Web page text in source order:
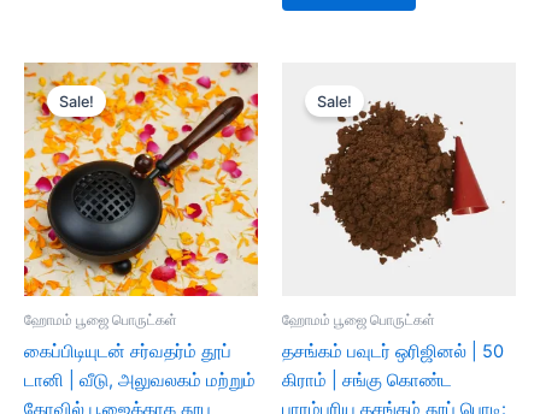
Sale!
ஹோமம் பூஜை பொருட்கள்
கைப்பிடியுடன் சர்வதர்ம் தூப்
டானி | வீடு, அலுவலகம் மற்றும்
கோவில் பூஜைக்காக தூப
Original
price
was:
₹999.00.
Current
price
is:
₹418.00.
Sale!
ஹோமம் பூஜை பொருட்கள்
தசங்கம் பவுடர் ஒரிஜினல் | 50
கிராம் | சங்கு கொண்ட
பாரம்பரிய தசங்கம் தூப் பொடி:
was:
₹299.00.
is:
₹88.20.